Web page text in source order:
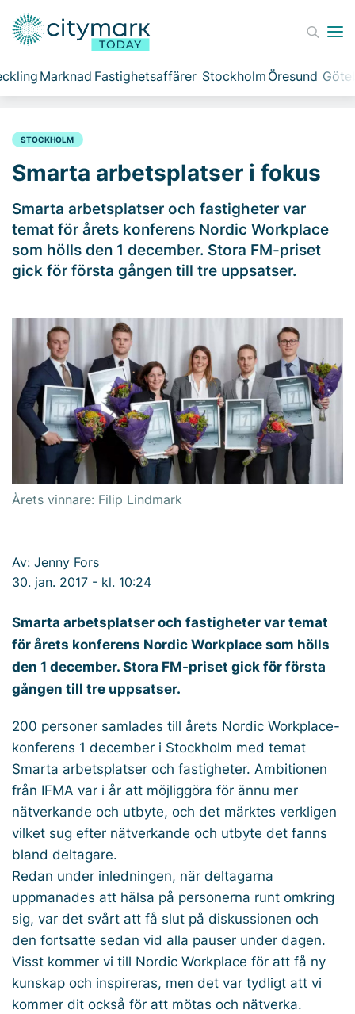
Marknad Fastighetsaffärer Stockholm Öresund
STOCKHOLM
Smarta arbetsplatser i fokus
Smarta arbetsplatser och fastigheter var
temat för årets konferens Nordic Workplace
som hölls den 1 december. Stora FM-priset
gick för första gången till tre uppsatser.
Årets vinnare: Filip Lindmark
Av: Jenny Fors
30. jan. 2017 - kl. 10:24
Smarta arbetsplatser och fastigheter var temat
för årets konferens Nordic Workplace som hölls
den 1 december. Stora FM-priset gick för första
gången till tre uppsatser.
200 personer samlades till årets Nordic Workplace-
konferens 1 december i Stockholm med temat
Smarta arbetsplatser och fastigheter. Ambitionen
från IFMA var i år att möjliggöra för ännu mer
nätverkande och utbyte, och det märktes verkligen
vilket sug efter nätverkande och utbyte det fanns
bland deltagare.
Redan under inledningen, när deltagarna
uppmanades att hälsa på personerna runt omkring
sig, var det svårt att få slut på diskussionen och
den fortsatte sedan vid alla pauser under dagen.
Visst kommer vi till Nordic Workplace för att få ny
kunskap och inspireras, men det var tydligt att vi
kommer dit också för att mötas och nätverka.